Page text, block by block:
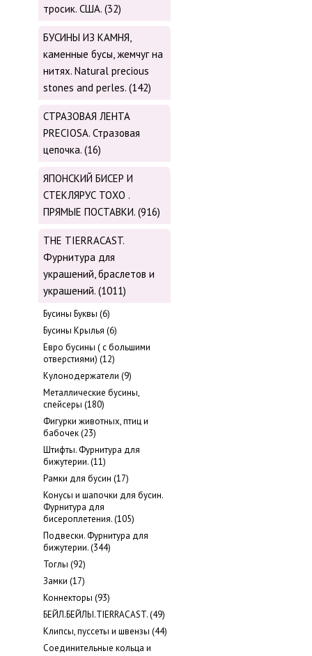
тросик. США. (32)
БУСИНЫ ИЗ КАМНЯ,
каменные бусы, жемчуг на
нитях. Natural precious
stones and perles. (142)
СТРАЗОВАЯ ЛЕНТА
PRECIOSA. Стразовая
цепочка. (16)
ЯПОНСКИЙ БИСЕР И
СТЕКЛЯРУС TOХО .
ПРЯМЫЕ ПОСТАВКИ. (916)
THE TIERRACAST.
Фурнитура для
украшений, браслетов и
украшений. (1011)
Бусины Буквы (6)
Бусины Крылья (6)
Евро бусины ( с большими
отверстиями) (12)
Кулонодержатели (9)
Металлические бусины,
cпейсеры (180)
Фигурки животных, птиц и
бабочек (23)
Штифты. Фурнитура для
бижутерии. (11)
Рамки для бусин (17)
Конусы и шапочки для бусин.
Фурнитура для
бисероплетения. (105)
Подвески. Фурнитура для
бижутерии. (344)
Тоглы (92)
Замки (17)
Коннекторы (93)
БЕЙЛ.БЕЙЛЫ.TIERRACAST. (49)
Клипсы, пуссеты и швензы (44)
Соединительные кольца и